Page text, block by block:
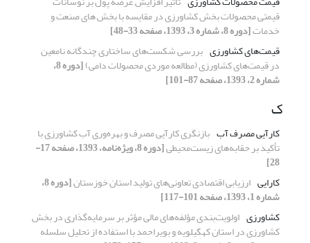
قیمتی محصولات بخش کشاورزی در مقایسه با بخش های صنعت و
خدمات[دوره 8، شماره 3، 1393، صفحه 33-48]
قیمت‌های کشاورزی بررسی شکست‌های ساختاری چندگانه نامعین
در قیمت‌های کشاورزی (مطالعه موردی محصولات دامی) [دوره 8،
شماره 2، 1393، صفحه 87-101]
ک
کارآیی مصرف آب بازنگری کارآیی مصرف و بهره‌وری آب کشاورزی با
تأکید بر حقابه‌های زیست‌محیطی [دوره 8، ویژه‌نامه، 1393، صفحه 17-
28]
کارایی ارزیابی اقتصادی تعاونی‌های تولید استان خوزستان [دوره 8،
شماره 1، 1393، صفحه 101-117]
کشاورزی اولویت‌بندی مؤلفه‌های مالی مؤثر بر سرمایه‌گذاری در بخش
کشاورزی در استان کهگیلویه و بویراحمد با استفاده از تحلیل سلسله